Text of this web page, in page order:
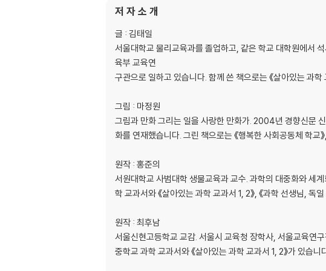
*빛의 반사와 굴절
02 빛의 색과 에너지
*흑백 무늬에서 색깔이 보인다고?
03 빛을 인식하는 눈
04 물질이 내는 빛
*착시 현상으로 생긴 일들
4 에너지
01 일이란 무엇일까?
02 에너지란 무엇일까?
*튀지 않는 탁구공
03 에너지 보존의 법칙
*사람이 할 수 있는 일의 양은 얼마나 될까?
04 에너지 전환과 열에너지
05 신재생 에너지
*영구 기관을 만들 수 있을까?
세상을 빛낸 과학, 과학자들
저 자 소 개
글 : 김태일
서울대학교 물리교육과를 졸업하고, 같은 학교 대학원에서
육부 교육연
구관으로 일하고 있습니다. 함께 쓴 책으로는 《살아있는 과학
그림 : 마정원
그림과 만화 그리는 일을 사랑한 만화가. 2004년 경향신문
화를 연재했습니다. 그린 책으로는 《행복한 사회공동체 학교
원작 : 홍준의
서원대학교 사범대학 생물교육과 교수. 과학의 대중화와 세
학 교과서와 《살아있는 과학 교과서 1, 2》, 《과학 선생님, 독
원작 : 최후남
서울신현고등학교 교감. 서울시 교육청 장학사, 서울교육연
중학교 과학 교과서와 《살아있는 과학 교과서 1, 2》가 있습니